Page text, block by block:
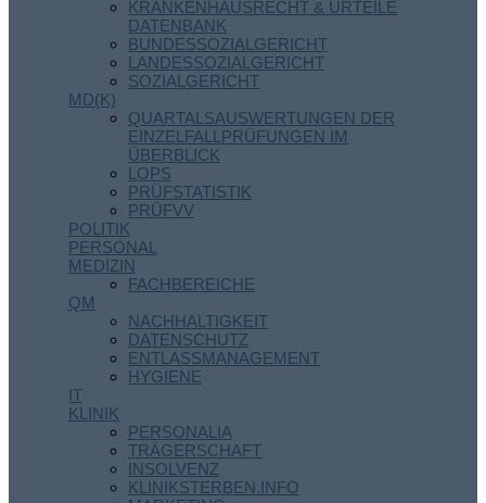
KRANKENHAUSRECHT & URTEILE
DATENBANK
BUNDESSOZIALGERICHT
LANDESSOZIALGERICHT
SOZIALGERICHT
MD(K)
QUARTALSAUSWERTUNGEN DER
EINZELFALLPRÜFUNGEN IM
ÜBERBLICK
LOPS
PRÜFSTATISTIK
PRÜFVV
POLITIK
PERSONAL
MEDIZIN
FACHBEREICHE
QM
NACHHALTIGKEIT
DATENSCHUTZ
ENTLASSMANAGEMENT
HYGIENE
IT
KLINIK
PERSONALIA
TRÄGERSCHAFT
INSOLVENZ
KLINIKSTERBEN.INFO